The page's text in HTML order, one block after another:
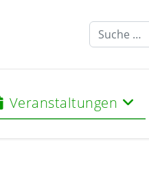
Suchen
Veranstaltungen